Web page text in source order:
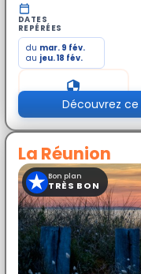
DATES
REPÉRÉES
du mar. 9 fév.
au jeu. 18 fév.
Prix exceptionnel
Découvrez ce
La Réunion
★Bon plan
TRÈS BON